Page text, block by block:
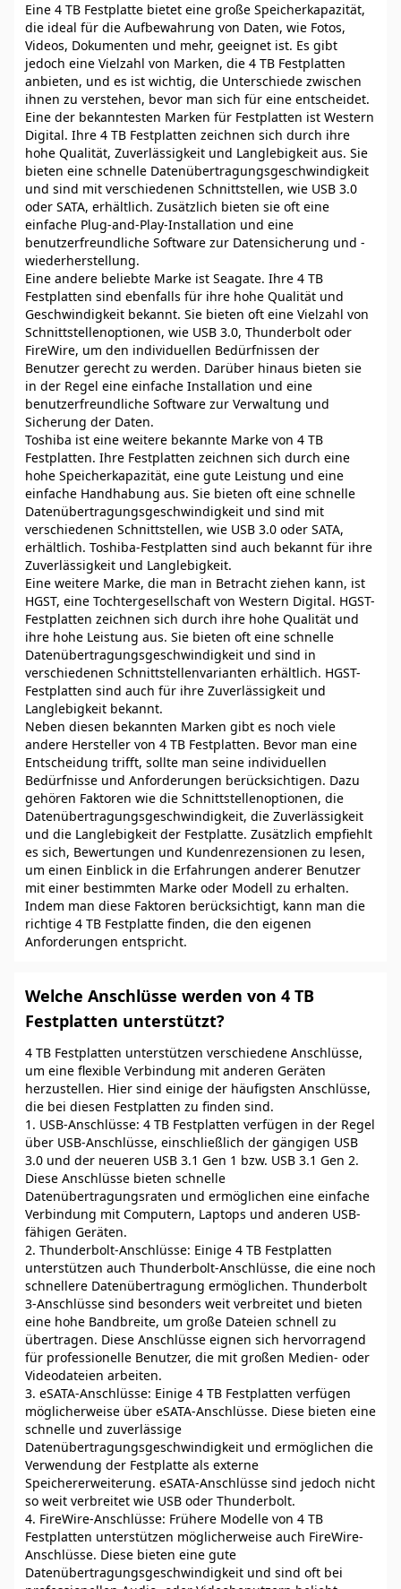
Eine 4 TB Festplatte bietet eine große Speicherkapazität,
die ideal für die Aufbewahrung von Daten, wie Fotos,
Videos, Dokumenten und mehr, geeignet ist. Es gibt
jedoch eine Vielzahl von Marken, die 4 TB Festplatten
anbieten, und es ist wichtig, die Unterschiede zwischen
ihnen zu verstehen, bevor man sich für eine entscheidet.
Eine der bekanntesten Marken für Festplatten ist Western
Digital. Ihre 4 TB Festplatten zeichnen sich durch ihre
hohe Qualität, Zuverlässigkeit und Langlebigkeit aus. Sie
bieten eine schnelle Datenübertragungsgeschwindigkeit
und sind mit verschiedenen Schnittstellen, wie USB 3.0
oder SATA, erhältlich. Zusätzlich bieten sie oft eine
einfache Plug-and-Play-Installation und eine
benutzerfreundliche Software zur Datensicherung und -
wiederherstellung.
Eine andere beliebte Marke ist Seagate. Ihre 4 TB
Festplatten sind ebenfalls für ihre hohe Qualität und
Geschwindigkeit bekannt. Sie bieten oft eine Vielzahl von
Schnittstellenoptionen, wie USB 3.0, Thunderbolt oder
FireWire, um den individuellen Bedürfnissen der
Benutzer gerecht zu werden. Darüber hinaus bieten sie
in der Regel eine einfache Installation und eine
benutzerfreundliche Software zur Verwaltung und
Sicherung der Daten.
Toshiba ist eine weitere bekannte Marke von 4 TB
Festplatten. Ihre Festplatten zeichnen sich durch eine
hohe Speicherkapazität, eine gute Leistung und eine
einfache Handhabung aus. Sie bieten oft eine schnelle
Datenübertragungsgeschwindigkeit und sind mit
verschiedenen Schnittstellen, wie USB 3.0 oder SATA,
erhältlich. Toshiba-Festplatten sind auch bekannt für ihre
Zuverlässigkeit und Langlebigkeit.
Eine weitere Marke, die man in Betracht ziehen kann, ist
HGST, eine Tochtergesellschaft von Western Digital. HGST-
Festplatten zeichnen sich durch ihre hohe Qualität und
ihre hohe Leistung aus. Sie bieten oft eine schnelle
Datenübertragungsgeschwindigkeit und sind in
verschiedenen Schnittstellenvarianten erhältlich. HGST-
Festplatten sind auch für ihre Zuverlässigkeit und
Langlebigkeit bekannt.
Neben diesen bekannten Marken gibt es noch viele
andere Hersteller von 4 TB Festplatten. Bevor man eine
Entscheidung trifft, sollte man seine individuellen
Bedürfnisse und Anforderungen berücksichtigen. Dazu
gehören Faktoren wie die Schnittstellenoptionen, die
Datenübertragungsgeschwindigkeit, die Zuverlässigkeit
und die Langlebigkeit der Festplatte. Zusätzlich empfiehlt
es sich, Bewertungen und Kundenrezensionen zu lesen,
um einen Einblick in die Erfahrungen anderer Benutzer
mit einer bestimmten Marke oder Modell zu erhalten.
Indem man diese Faktoren berücksichtigt, kann man die
richtige 4 TB Festplatte finden, die den eigenen
Anforderungen entspricht.
Welche Anschlüsse werden von 4 TB
Festplatten unterstützt?
4 TB Festplatten unterstützen verschiedene Anschlüsse,
um eine flexible Verbindung mit anderen Geräten
herzustellen. Hier sind einige der häufigsten Anschlüsse,
die bei diesen Festplatten zu finden sind.
1. USB-Anschlüsse: 4 TB Festplatten verfügen in der Regel
über USB-Anschlüsse, einschließlich der gängigen USB
3.0 und der neueren USB 3.1 Gen 1 bzw. USB 3.1 Gen 2.
Diese Anschlüsse bieten schnelle
Datenübertragungsraten und ermöglichen eine einfache
Verbindung mit Computern, Laptops und anderen USB-
fähigen Geräten.
2. Thunderbolt-Anschlüsse: Einige 4 TB Festplatten
unterstützen auch Thunderbolt-Anschlüsse, die eine noch
schnellere Datenübertragung ermöglichen. Thunderbolt
3-Anschlüsse sind besonders weit verbreitet und bieten
eine hohe Bandbreite, um große Dateien schnell zu
übertragen. Diese Anschlüsse eignen sich hervorragend
für professionelle Benutzer, die mit großen Medien- oder
Videodateien arbeiten.
3. eSATA-Anschlüsse: Einige 4 TB Festplatten verfügen
möglicherweise über eSATA-Anschlüsse. Diese bieten eine
schnelle und zuverlässige
Datenübertragungsgeschwindigkeit und ermöglichen die
Verwendung der Festplatte als externe
Speichererweiterung. eSATA-Anschlüsse sind jedoch nicht
so weit verbreitet wie USB oder Thunderbolt.
4. FireWire-Anschlüsse: Frühere Modelle von 4 TB
Festplatten unterstützen möglicherweise auch FireWire-
Anschlüsse. Diese bieten eine gute
Datenübertragungsgeschwindigkeit und sind oft bei